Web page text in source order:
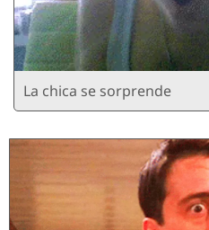
La chica se sorprende